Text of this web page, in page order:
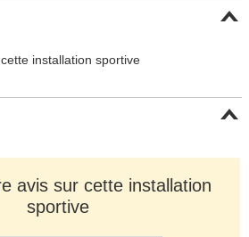
installation sportive
avis sur cette installation
sportive